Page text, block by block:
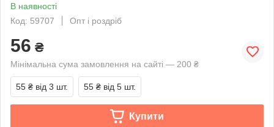
В наявності
Код: 59707
Опт і роздріб
56 ₴
Мінімальна сума замовлення на сайті — 200 ₴
55 ₴ від 3 шт. 55 ₴ від 5 шт.
Купити